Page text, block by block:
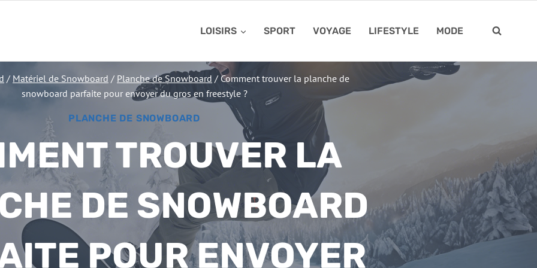
LOISIRS SPORT VOYAGE LIFESTYLE MODE
/ Matériel de Snowboard / Planche de Snowboard / Comment trouver la planche de
snowboard parfaite pour envoyer du gros en freestyle ?
PLANCHE DE SNOWBOARD
TROUVER LA
DE SNOWBOARD
POUR ENVOYER